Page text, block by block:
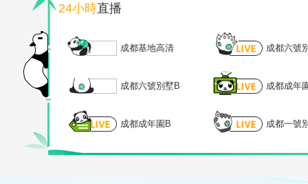
24小時直播
成都基地高清 成都六號
成都六號別墅B 成都成年
成都成年園B 成都一號